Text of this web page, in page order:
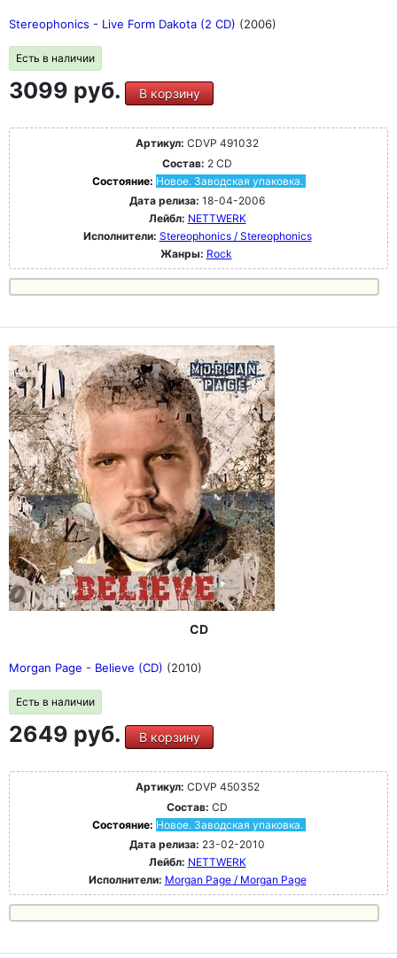
Stereophonics - Live Form Dakota (2 CD) (2006)
Есть в наличии
3099 руб. В корзину
Артикул: CDVP 491032
Состав: 2 CD
Состояние: Новое. Заводская упаковка.
Дата релиза: 18-04-2006
Лейбл: NETTWERK
Исполнители: Stereophonics / Stereophonics
Жанры: Rock
CD
Morgan Page - Believe (CD) (2010)
Есть в наличии
2649 руб. В корзину
Артикул: CDVP 450352
Состав: CD
Состояние: Новое. Заводская упаковка.
Дата релиза: 23-02-2010
Лейбл: NETTWERK
Исполнители: Morgan Page / Morgan Page